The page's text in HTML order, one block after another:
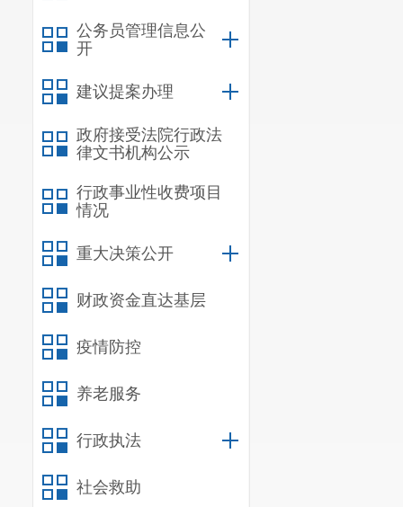
公务员管理信息公
开
建议提案办理
政府接受法院行政法
律文书机构公示
行政事业性收费项目
情况
重大决策公开
财政资金直达基层
疫情防控
养老服务
行政执法
社会救助